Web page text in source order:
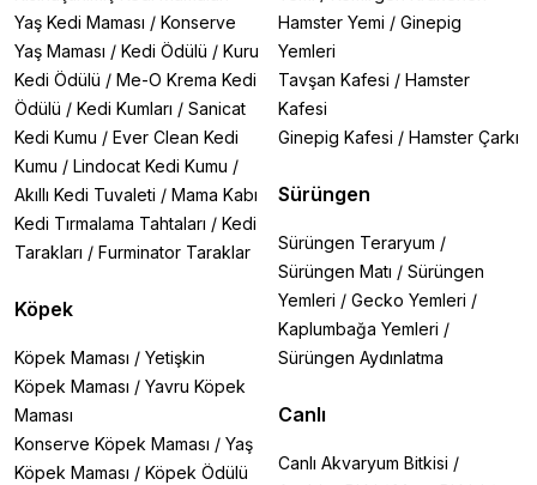
Yaş Kedi Maması / Konserve
Yaş Maması / Kedi Ödülü / Kuru
Kedi Ödülü / Me-O Krema Kedi
Ödülü / Kedi Kumları / Sanicat
Kedi Kumu / Ever Clean Kedi
Kumu / Lindocat Kedi Kumu /
Akıllı Kedi Tuvaleti / Mama Kabı
Kedi Tırmalama Tahtaları / Kedi
Tarakları / Furminator Taraklar
Köpek
Köpek Maması / Yetişkin
Köpek Maması / Yavru Köpek
Maması
Konserve Köpek Maması / Yaş
Köpek Maması / Köpek Ödülü
Hamster Yemi / Ginepig
Yemleri
Tavşan Kafesi / Hamster
Kafesi
Ginepig Kafesi / Hamster Çarkı
Sürüngen
Sürüngen Teraryum /
Sürüngen Matı / Sürüngen
Yemleri / Gecko Yemleri /
Kaplumbağa Yemleri /
Sürüngen Aydınlatma
Canlı
Canlı Akvaryum Bitkisi /